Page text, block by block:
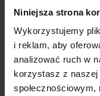
Niniejsza strona
Wykorzystujemy
i reklam, aby
analizować ruch w
korzystasz z naszej
Oszczędź na